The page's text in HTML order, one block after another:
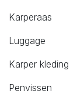
Karperaas
Luggage
Karper kleding
Penvissen